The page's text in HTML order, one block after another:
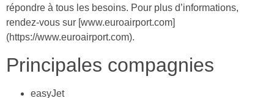
répondre à tous les besoins. Pour plus d’informations,
rendez-vous sur [www.euroairport.com]
(https://www.euroairport.com).
Principales compagnies
easyJet